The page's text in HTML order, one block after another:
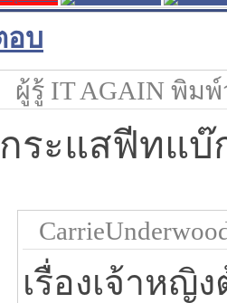
ผู้รู้ IT AGAIN พิม
กระแสฟีทแบ๊
เรื่องเจ้าหญิ